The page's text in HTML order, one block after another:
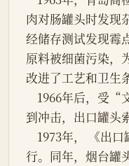
肉对肠罐头时发现
经储存测试发现霉
原料被细菌污染，
改进了工艺和卫生
到冲击，出口罐头
行。同年，烟台罐